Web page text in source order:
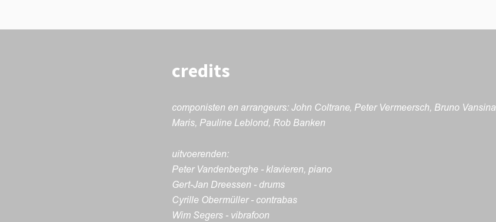
credits
componisten en arrangeurs: John Coltrane, Peter Vermeersch, Bruno
Maris, Pauline Leblond, Rob Banken
uitvoerenden:
Peter Vandenberghe - klavieren, piano
Gert-Jan Dreessen - drums
Cyrille Obermüller - contrabas
Wim Segers - vibrafoon